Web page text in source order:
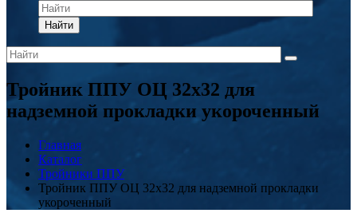
Найти
Тройник ППУ ОЦ 32x32 для
надземной прокладки укороченный
Главная
Каталог
Тройники ППУ
Тройник ППУ ОЦ 32x32 для надземной прокладки
укороченный